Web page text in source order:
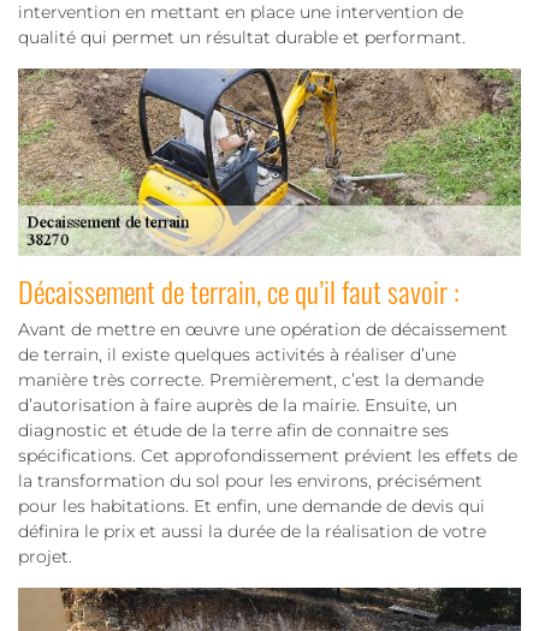
intervention en mettant en place une intervention de
qualité qui permet un résultat durable et performant.
Décaissement de terrain, ce qu’il faut savoir :
Avant de mettre en œuvre une opération de décaissement
de terrain, il existe quelques activités à réaliser d’une
manière très correcte. Premièrement, c’est la demande
d’autorisation à faire auprès de la mairie. Ensuite, un
diagnostic et étude de la terre afin de connaitre ses
spécifications. Cet approfondissement prévient les effets de
la transformation du sol pour les environs, précisément
pour les habitations. Et enfin, une demande de devis qui
définira le prix et aussi la durée de la réalisation de votre
projet.